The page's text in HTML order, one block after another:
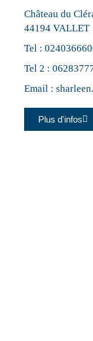
Château du
44194 VALLET
Tel :
Tel 2 :
Email :
Plus d'infos